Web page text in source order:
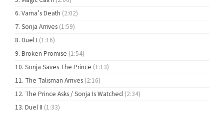
Varna’s Death (2:02)
Sonja Arrives (1:59)
Duel I (1:16)
Broken Promise (1:54)
Sonja Saves The Prince (1:13)
The Talisman Arrives (2:16)
The Prince Asks / Sonja Is Watched (2:34)
Duel II (1:33)